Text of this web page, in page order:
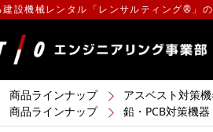
建設機械レンタル「レンサルティング®」
商品ラインナップ
アスベスト対策
商品ラインナップ 鉛・PCB対策機器